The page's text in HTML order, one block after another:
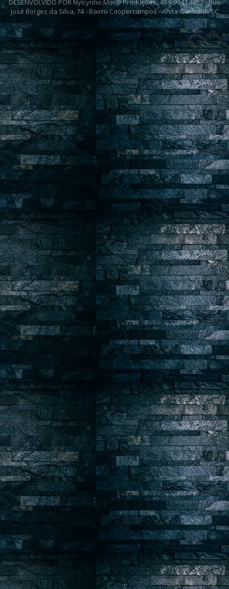
DESENVOLVIDO POR Nylcynho Mot@ Produções: 49 9 9943 4852 - Rua
José Borges da Silva, 74 - Bairro Coopercampos - Anita Garibaldi/SC